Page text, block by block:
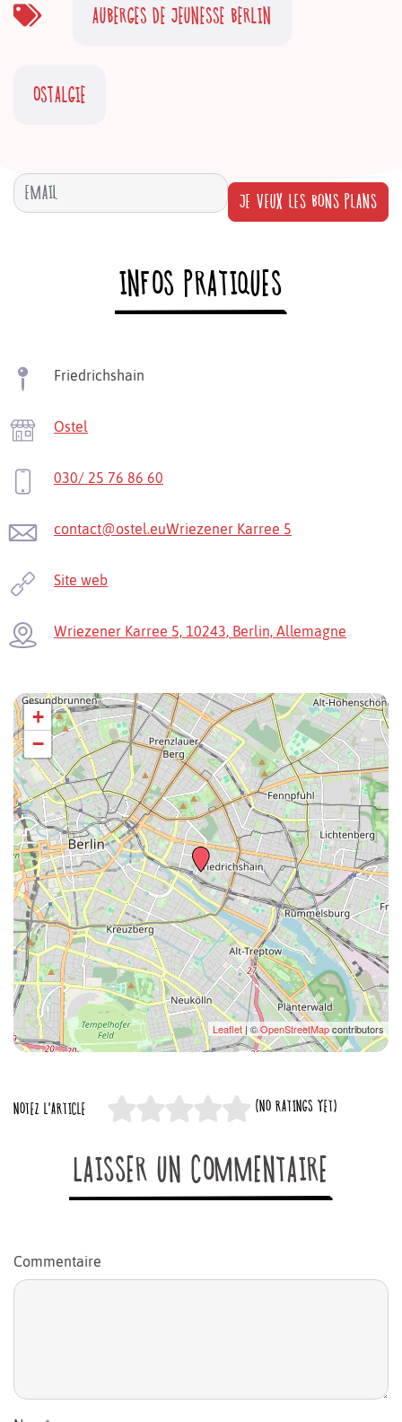
AUBERGES DE JEUNESSE BERLIN
OSTALGIE
JE VEUX LES BONS PLANS
INFOS PRATIQUES
Friedrichshain
Ostel
030/ 25 76 86 60
contact@ostel.euWriezener Karree 5
Site web
Wriezener Karree 5, 10243, Berlin, Allemagne
+
−
Leaflet| ©OpenStreetMapcontributors
NOTEZ L'ARTICLE (NO RATINGS YET)
LAISSER UN COMMENTAIRE
Commentaire